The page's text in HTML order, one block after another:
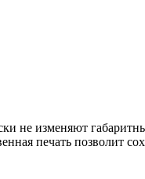
не изменяют
печать позволит